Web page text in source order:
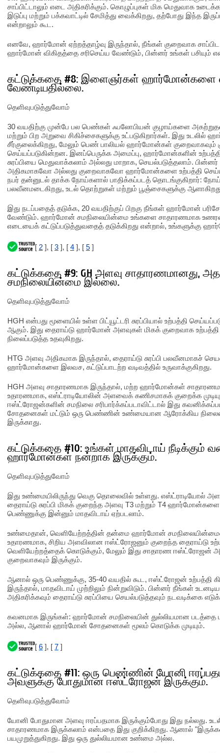
சாப்பிட்டாலும் எடை அதிகரிக்கும். கொழுப்புகள் மிக மெதுவாக
இடுப்பு மற்றும் பக்கவாட்டில் சேமித்து வைக்கிறது, தற்போது இந்த
என்றாலும் கூட.
எனவே, ஹார்மோன் ஏற்றத்தாழ்வு இருந்தால், நீங்கள் குறைவாக
ஹார்மோன் விகிதத்தை சரிசெய்ய வேண்டும், பின்னர் உங்கள் பசியும்
கட்டுக்கதை #8: இளைஞர்கள் ஹார்மோன்களை
வேண்டியதில்லை.
தெளிவுபடுத்துவோம்
30 வயதிற்கு முன்பே பல பெண்கள் ஃபலோபியன் குழாய்களை
மற்றும் பிற அறுவை சிகிச்சைகளுக்கு உட்படுகிறார்கள். இது
சீர்குலைக்கிறது, மேலும் பெண் பாலியல் ஹார்மோன்கள் குறைவாகவும்
செய்யப்படுகின்றன. இனப்பெருக்க அமைப்பு, ஹார்மோன்களின்
சுரப்பியை மெதுவாக்கலாம் அல்லது மாறாக, செயல்படுத்தலாம்.
அதிகமாகவோ அல்லது குறைவாகவோ ஹார்மோன்களை உற்பத்தி
நபர் தன்னுடல் தாக்க நோய்களால் பாதிக்கப்படத் தொடங்குகிறார்: நோய்
பலவீனமடைகிறது, உடல் தொற்றுகள் மற்றும் பூஞ்சைகளுக்கு
இது நடப்பதைத் தடுக்க, 20 வயதிற்குப் பிறகு நீங்கள் ஹார்மோன்
வேண்டும். ஹார்மோன் சமநிலையின்மை உங்களை சாதாரணமாக
எடையைக் கட்டுப்படுத்துவதைத் தடுக்கிறது என்றால், உங்களுக்கு
[ 2 ], [ 3 ], [ 4 ], [ 5 ]
கட்டுக்கதை #9: GH அளவு சாதாரணமானது,
சமநிலையின்மை இல்லை.
தெளிவுபடுத்துவோம்
HGH என்பது மூளையில் உள்ள பிட்யூட்டரி சுரப்பியால் உற்பத்தி
ஆகும். இது தைராய்டு ஹார்மோன் அளவுகள் மிகக் குறைவாக
நிலைப்படுத்த உதவுகிறது.
HTG அளவு அதிகமாக இருந்தால், தைராய்டு சுரப்பி பலவீனமாகச்
ஹார்மோன்களை இலவச, கட்டுப்பாடற்ற வடிவத்தில் உருவாக்குகிறது.
HGH அளவு சாதாரணமாக இருந்தால், மற்ற ஹார்மோன்கள்
உதாரணமாக, எஸ்ட்ராடியோலின் அளவைக் கணிசமாகக் குறைக்க
ஈஸ்ட்ரோஜன்களின் சமநிலை சரிபார்க்கப்படாவிட்டால் இது
சோதனைகள் மட்டும் ஒரு பெண்ணின் உண்மையான ஆரோக்கிய
இருக்காது.
கட்டுக்கதை #10: உங்கள் மாதவிடாய் நீடிக்கும்
ஹார்மோன்கள் நன்றாக இருக்கும்.
தெளிவுபடுத்துவோம்
இது உண்மையிலிருந்து வெகு தொலைவில் உள்ளது. எஸ்ட்ராடியோல்
தைராய்டு சுரப்பி மிகக் குறைந்த அளவு T3 மற்றும் T4 ஹார்மோன்களை
பெண்ணுக்கு இன்னும் மாதவிடாய் ஏற்படலாம்.
உண்மைதான், வெளியேற்றத்தின் தன்மை ஹார்மோன்
உதாரணமாக, சிறிய அளவிலான ஈஸ்ட்ரோஜனும் குறைந்த தைராய்டு
வெளியேற்றத்தைக் கொடுக்கும், மேலும் இது சாதாரண ஈஸ்ட்ரோஜன்
குறைவாகவும் இருக்கும்.
ஆனால் ஒரு பெண்ணுக்கு, 35-40 வயதில் கூட, ஈஸ்ட்ரோஜன் உற்பத்தி
இருந்தால், மாதவிடாய் முற்றிலும் நின்றுவிடும். பின்னர் நீங்கள்
அதிகரிக்கவும் தைராய்டு சுரப்பியை செயல்படுத்தவும் நடவடிக்கை
கவனமாக இருங்கள்: ஹார்மோன் சமநிலையின் துல்லியமான படத்தை
அல்ல, ஆனால் ஹார்மோன் சோதனைகள் மூலம் கொடுக்க முடியும்.
[ 6 ], [ 7 ]
கட்டுக்கதை #11: ஒரு பெண்ணின் யோனி
அவளுக்கு போதுமான ஈஸ்ட்ரோஜன் இருக்கும்.
தெளிவுபடுத்துவோம்
யோனி போதுமான அளவு ஈரப்பதமாக இருக்கும்போது இது நல்லது.
சாதாரணமாக இருக்கலாம் என்பதை இது குறிக்கிறது. ஆனால்
பயமுறுத்துகிறது. இது ஒரு துல்லியமான உண்மை அல்ல.